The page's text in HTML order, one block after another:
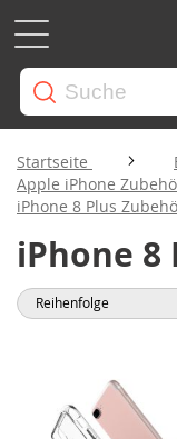
Startseite
Apple iPhone
iPhone 8 Plus
iPhone 8
Sortieren